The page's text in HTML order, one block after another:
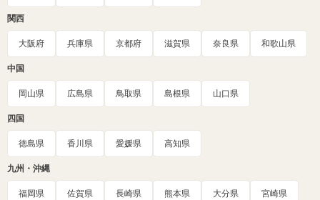
関西
大阪府 兵庫県 京都府 滋賀県 奈良県 和歌山県
中国
岡山県 広島県 鳥取県 島根県 山口県
四国
徳島県 香川県 愛媛県 高知県
九州・沖縄
福岡県 佐賀県 長崎県 熊本県 大分県 宮崎県